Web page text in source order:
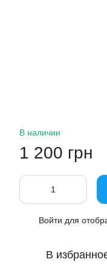
В наличии
1 200 грн
Войти для
В